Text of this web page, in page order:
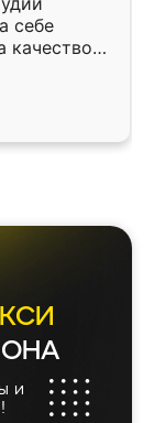
себе
качеством
почти
и